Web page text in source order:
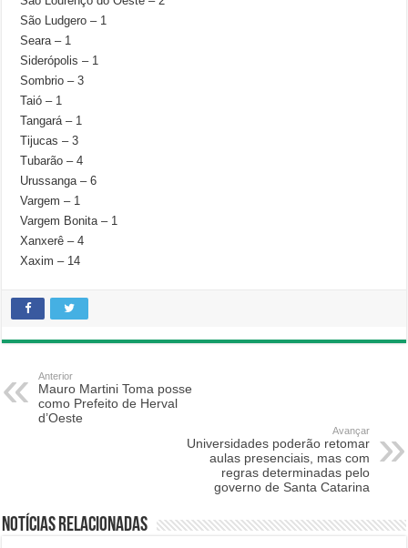
São Ludgero – 1
Seara – 1
Siderópolis – 1
Sombrio – 3
Taió – 1
Tangará – 1
Tijucas – 3
Tubarão – 4
Urussanga – 6
Vargem – 1
Vargem Bonita – 1
Xanxerê – 4
Xaxim – 14
Anterior
Mauro Martini Toma posse
como Prefeito de Herval
d’Oeste
Avançar
Universidades poderão retomar
aulas presenciais, mas com
regras determinadas pelo
governo de Santa Catarina
Notícias relacionadas